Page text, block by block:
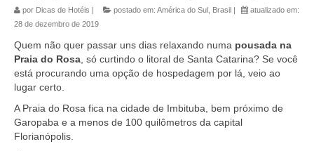
por Dicas de Hotéis postado em: América do Sul Brasil
atualizado em:
28 de dezembro de 2019
Quem não quer passar uns dias relaxando numa pousada na
Praia do Rosa, só curtindo o litoral de Santa Catarina? Se você
está procurando uma opção de hospedagem por lá, veio ao
lugar certo.
A Praia do Rosa fica na cidade de Imbituba, bem próximo de
Garopaba e a menos de 100 quilômetros da capital
Florianópolis.